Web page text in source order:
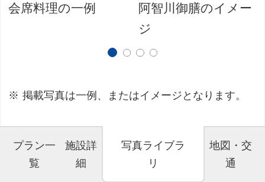
会席料理の一例
阿智川御膳のイメー
ジ
掲載写真は一例、またはイメージとなります。
プラン一
覧
施設詳
細
写真ライブラ
リ
地図・交
通